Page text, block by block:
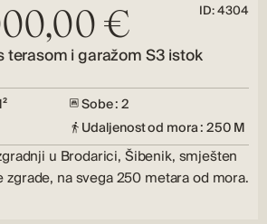
€ ID: 4304
terasom i garažom S3 istok
Sobe : 2
Udaljenost od mora : 250 M
u Brodarici, Šibenik, smješten
zgrade, na svega 250 metara od mora.